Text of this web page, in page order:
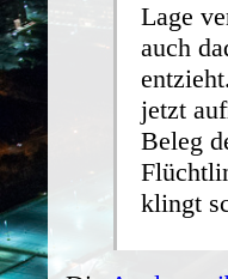
Lage
auch
jetzt
Beleg
klingt